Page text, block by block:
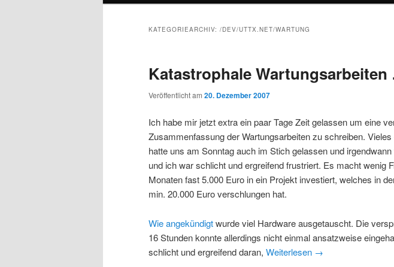
KATEGORIEARCHIV: /DEV/UTTX.NET/WARTUNG
Katastrophale
Veröffentlicht am 20. Dezember 2007
Ich habe mir jetzt extra ein paar Tage Zeit gelassen um eine
Zusammenfassung der Wartungsarbeiten zu schreiben.
hatte uns am Sonntag auch im Stich gelassen und
und ich war schlicht und ergreifend frustriert. Es macht wenig
Monaten fast 5.000 Euro in ein Projekt investiert, welches in
min. 20.000 Euro verschlungen hat.
Wie angekündigtwurde viel Hardware ausgetauscht. Die
16 Stunden konnte allerdings nicht einmal ansatzweise
schlicht und ergreifend daran, Weiterlesen →